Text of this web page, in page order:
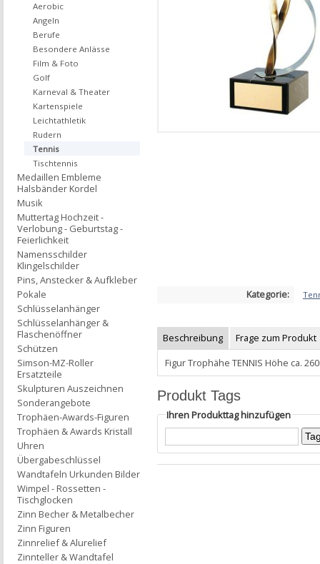
Kategorie:
Beschreibung
Frage zum Produkt
Figur Trophähe TENNIS Höhe ca.
Produkt Tags
Ihren Produkttag hinzufügen
Aerobic
Angeln
Berufe
Besondere Anlässe
Film & Foto
Golf
Karneval & Theater
Kartenspiele
Leichtathletik
Rudern
Tennis
Tischtennis
Medaillen Embleme
Halsbänder Kordel
Musik
Muttertag Hochzeit -
Verlobung - Geburtstag -
Feierlichkeit
Namensschilder
Klingelschilder
Pins, Anstecker & Aufkleber
Pokale
Schlüsselanhänger
Schlüsselanhänger &
Flaschenöffner
Schützen
Simson-MZ-Roller
Ersatzteile
Skulpturen Auszeichnen
Sonderangebote
Trophäen-Awards-Figuren
Trophäen & Awards Kristall
Uhren
Übergabeschlüssel
Wandtafeln Urkunden Bilder
Wimpel - Rossetten -
Tischglocken
Zinn Becher & Metalbecher
Zinn Figuren
Zinnrelief & Alurelief
Zinnteller & Wandtafel